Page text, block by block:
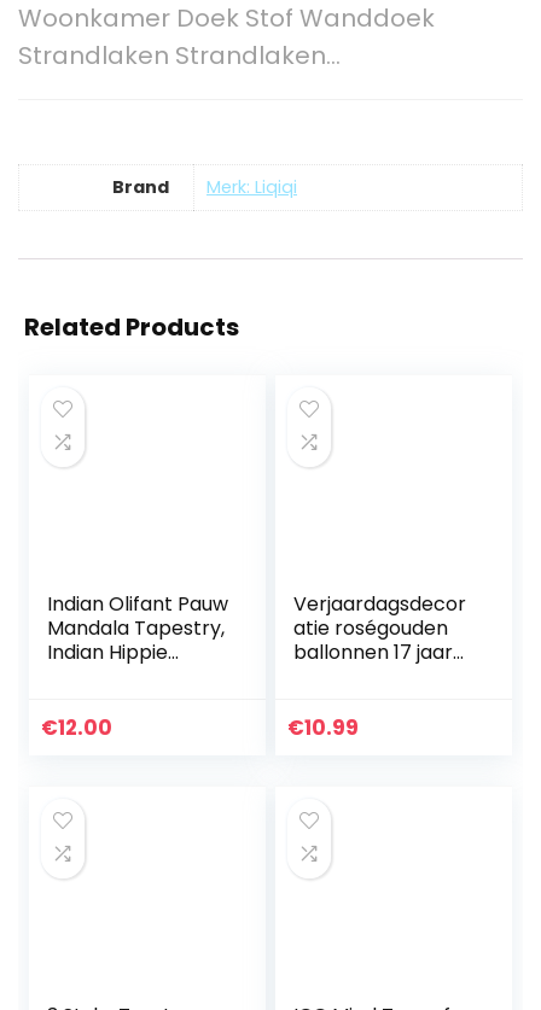
Woonkamer Doek Stof Wanddoek
Strandlaken Strandlaken…
Brand Merk: Liqiqi
Related Products
Indian Olifant Pauw
Mandala Tapestry,
Indian Hippie
Boheemse Muur
€12.00
Verjaardagsdecor
atie roségouden
ballonnen 17 jaar
Birthday slinger,
€10.99